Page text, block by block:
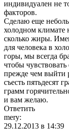
индивидуален не
факторов.
Сделаю еще
холодном климате
сколько жиры.
для человека в
горы, мы всегда
чтобы
прежде чем выйти
съесть пятьдесят
грамм
и вам желаю.
Ответить
mery:
29.12.2013 в 14:39